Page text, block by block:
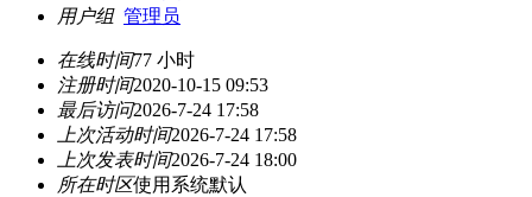
用户组 管理员
在线时间77 小时
注册时间2020-10-15 09:53
最后访问2026-7-24 17:58
上次活动时间2026-7-24 17:58
上次发表时间2026-7-24 18:00
所在时区使用系统默认